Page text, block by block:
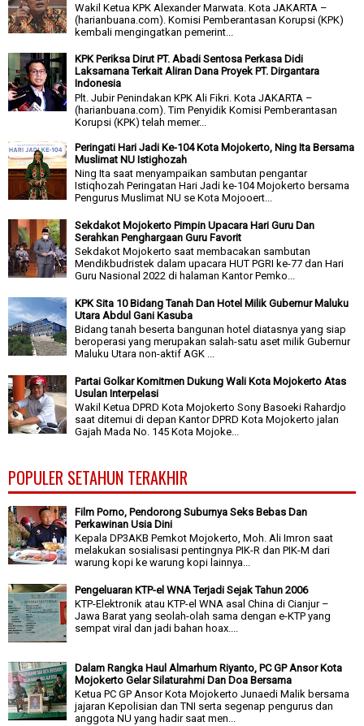
Wakil Ketua KPK Alexander Marwata. Kota JAKARTA –
(harianbuana.com). Komisi Pemberantasan Korupsi (KPK)
kembali mengingatkan pemerint...
KPK Periksa Dirut PT. Abadi Sentosa Perkasa Didi
Laksamana Terkait Aliran Dana Proyek PT. Dirgantara
Indonesia
Plt. Jubir Penindakan KPK Ali Fikri. Kota JAKARTA –
(harianbuana.com). Tim Penyidik Komisi Pemberantasan
Korupsi (KPK) telah memer...
Peringati Hari Jadi Ke-104 Kota Mojokerto, Ning Ita Bersama
Muslimat NU Istighozah
Ning Ita saat menyampaikan sambutan pengantar
Istiqhozah Peringatan Hari Jadi ke-104 Mojokerto bersama
Pengurus Muslimat NU se Kota Mojooert...
Sekdakot Mojokerto Pimpin Upacara Hari Guru Dan
Serahkan Penghargaan Guru Favorit
Sekdakot Mojokerto saat membacakan sambutan
Mendikbudristek dalam upacara HUT PGRI ke-77 dan Hari
Guru Nasional 2022 di halaman Kantor Pemko...
KPK Sita 10 Bidang Tanah Dan Hotel Milik Gubernur Maluku
Utara Abdul Gani Kasuba
Bidang tanah beserta bangunan hotel diatasnya yang siap
beroperasi yang merupakan salah-satu aset milik Gubernur
Maluku Utara non-aktif AGK ...
Partai Golkar Komitmen Dukung Wali Kota Mojokerto Atas
Usulan Interpelasi
Wakil Ketua DPRD Kota Mojokerto Sony Basoeki Rahardjo
saat ditemui di depan Kantor DPRD Kota Mojokerto jalan
Gajah Mada No. 145 Kota Mojoke...
POPULER SETAHUN TERAKHIR
Film Porno, Pendorong Suburnya Seks Bebas Dan
Perkawinan Usia Dini
Kepala DP3AKB Pemkot Mojokerto, Moh. Ali Imron saat
melakukan sosialisasi pentingnya PIK-R dan PIK-M dari
warung kopi ke warung kopi lainnya...
Pengeluaran KTP-el WNA Terjadi Sejak Tahun 2006
KTP-Elektronik atau KTP-el WNA asal China di Cianjur –
Jawa Barat yang seolah-olah sama dengan e-KTP yang
sempat viral dan jadi bahan hoax....
Dalam Rangka Haul Almarhum Riyanto, PC GP Ansor Kota
Mojokerto Gelar Silaturahmi Dan Doa Bersama
Ketua PC GP Ansor Kota Mojokerto Junaedi Malik bersama
jajaran Kepolisian dan TNI serta segenap pengurus dan
anggota NU yang hadir saat men...